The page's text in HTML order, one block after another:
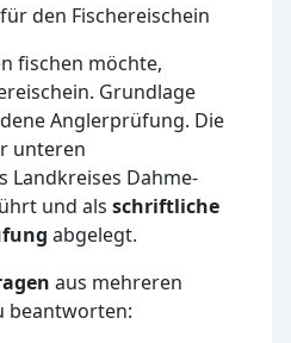
den Fischereischein
fischen möchte,
Grundlage
Anglerprüfung. Die
unteren
Landkreises Dahme-
und als schriftliche
abgelegt.
aus mehreren
beantworten: